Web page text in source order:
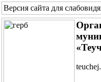
Версия сайта для